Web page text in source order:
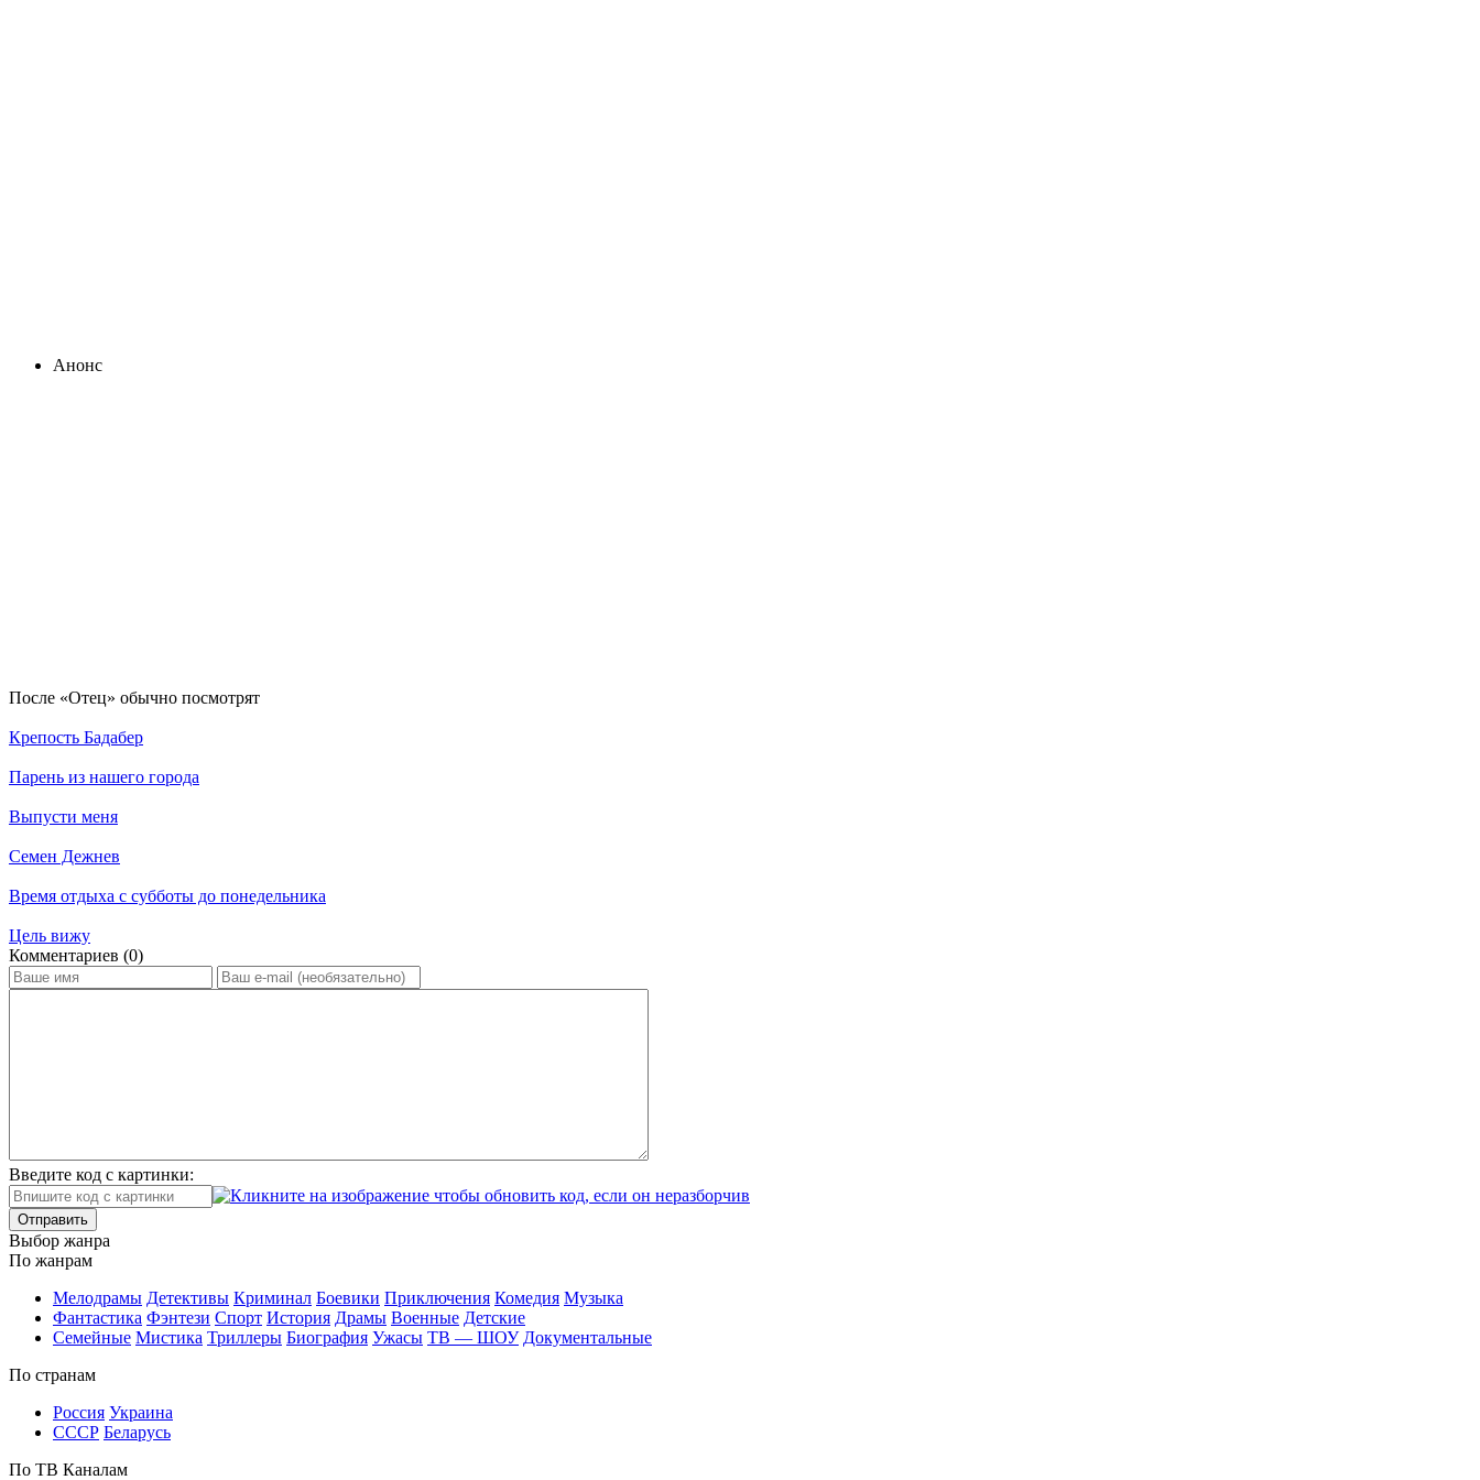
Анонс
По­сле «Отец» обыч­но по­смот­рят
Крепость Бадабер
Парень из нашего города
Выпусти меня
Семен Дежнев
Время отдыха с субботы до понедельника
Цель вижу
Ком­мен­та­ри­ев (0)
Введите код с картинки:
Отправить
Вы­бор жан­ра
По жан­рам
Ме­ло­дра­мы Де­тек­ти­вы Кри­ми­нал Бое­ви­ки При­клю­че­ния Ко­ме­дия Му­зы­ка
Фан­та­сти­ка Фэн­те­зи Спорт Ис­то­рия Дра­мы Во­ен­ные Дет­ские
Се­мей­ные Мис­ти­ка Трил­ле­ры Био­гра­фия Ужа­сы ТВ — ШОУ До­ку­мен­таль­ные
По стра­нам
Рос­сия Ук­раи­на
СССР Бе­ла­русь
По ТВ Ка­на­лам